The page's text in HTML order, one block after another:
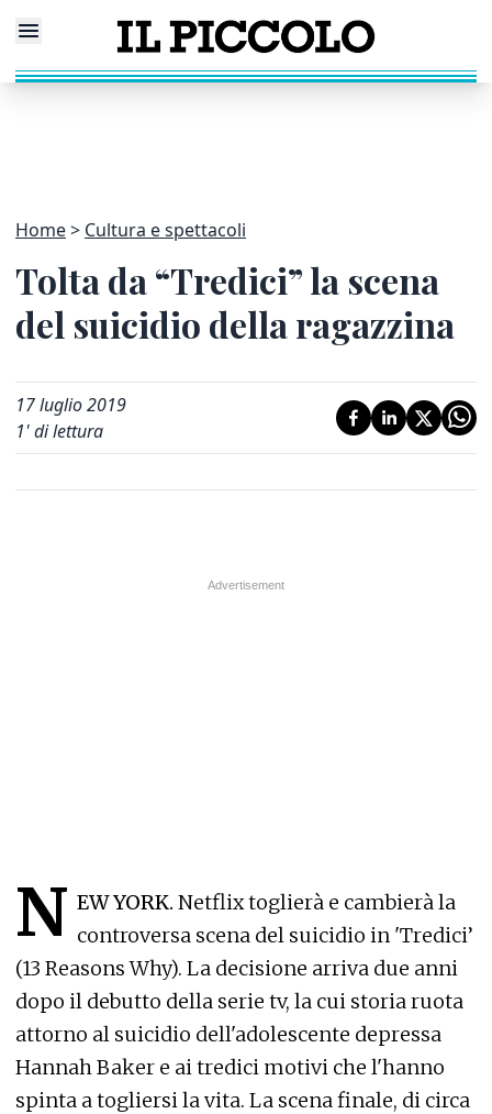
Home Cultura e spettacoli
Tolta da “Tredici” la scena
del suicidio della ragazzina
17 luglio 2019
1' di lettura
N EW YORK. Netflix toglierà e cambierà la
controversa scena del suicidio in 'Tredici’
(13 Reasons Why). La decisione arriva due anni
dopo il debutto della serie tv, la cui storia ruota
attorno al suicidio dell'adolescente depressa
Hannah Baker e ai tredici motivi che l'hanno
spinta a togliersi la vita. La scena finale, di circa